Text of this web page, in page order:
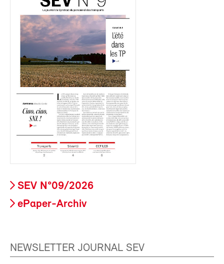
SEV N°09/2026
ePaper-Archiv
NEWSLETTER JOURNAL SEV